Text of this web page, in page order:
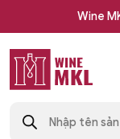
Wine
rượu
vang
kiếm
sản